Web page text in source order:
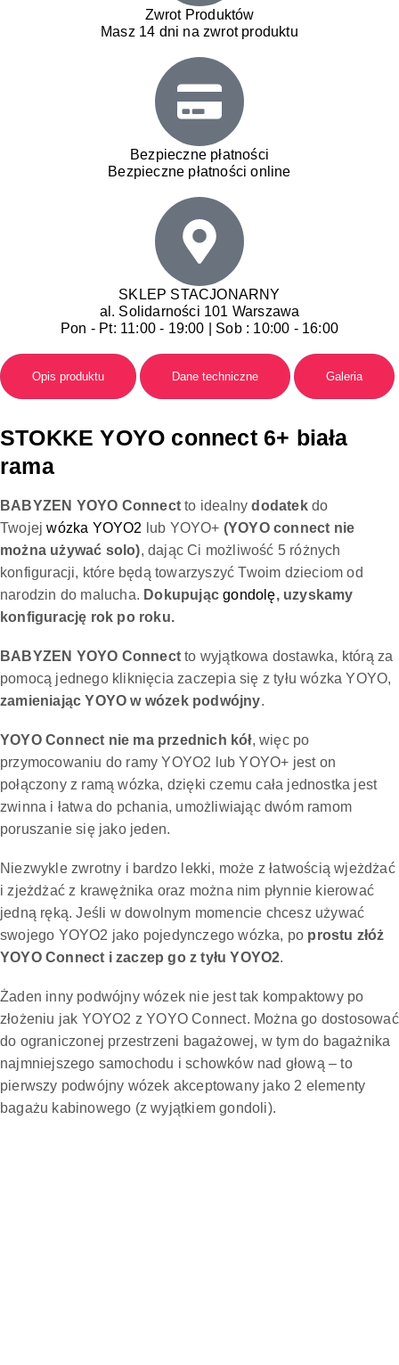
Zwrot Produktów
Masz 14 dni na zwrot produktu
Bezpieczne płatności
Bezpieczne płatności online
SKLEP STACJONARNY
al. Solidarności 101 Warszawa
Pon - Pt: 11:00 - 19:00 | Sob : 10:00 - 16:00
Opis produktu Dane techniczne Galeria
STOKKE YOYO connect 6+ biała
rama
BABYZEN YOYO Connect to idealnydodatekdo
Twojejwózka YOYO2 lub YOYO+ (YOYO connect nie
można używać solo), dając Ci możliwość 5 różnych
konfiguracji, które będą towarzyszyć Twoim dzieciom od
narodzin do malucha. Dokupującgondolę, uzyskamy
konfigurację rok po roku.
BABYZEN YOYO Connect to wyjątkowa dostawka, którą za
pomocą jednego kliknięcia zaczepia się z tyłu wózka YOYO,
zamieniając YOYO w wózek podwójny.
YOYO Connect nie ma przednich kół, więc po
przymocowaniu do ramy YOYO2 lub YOYO+ jest on
połączony z ramą wózka, dzięki czemu cała jednostka jest
zwinna i łatwa do pchania, umożliwiając dwóm ramom
poruszanie się jako jeden.
Niezwykle zwrotny i bardzo lekki, może z łatwością wjeżdżać
i zjeżdżać z krawężnika oraz można nim płynnie kierować
jedną ręką. Jeśli w dowolnym momencie chcesz używać
swojego YOYO2 jako pojedynczego wózka, po prostu złóż
YOYO Connect i zaczep go z tyłu YOYO2.
Żaden inny podwójny wózek nie jest tak kompaktowy po
złożeniu jak YOYO2 z YOYO Connect. Można go dostosować
do ograniczonej przestrzeni bagażowej, w tym do bagażnika
najmniejszego samochodu i schowków nad głową – to
pierwszy podwójny wózek akceptowany jako 2 elementy
bagażu kabinowego (z wyjątkiem gondoli).